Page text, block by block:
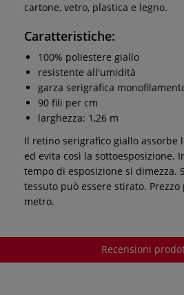
cartone, vetro, plastica e legno.
Caratteristiche:
100% poliestere giallo
resistente all'umidità
garza serigrafica
90 fili per cm
larghezza: 1,26 m
Il retino serigrafico giallo assorbe
ed evita così la sottoesposizione.
tempo di esposizione si dimezza.
tessuto può essere stirato. Prezzo
metro.
Recensioni